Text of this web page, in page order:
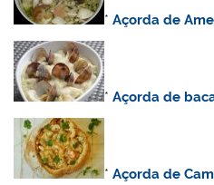
*Açorda de
*Açorda de
*Açorda de